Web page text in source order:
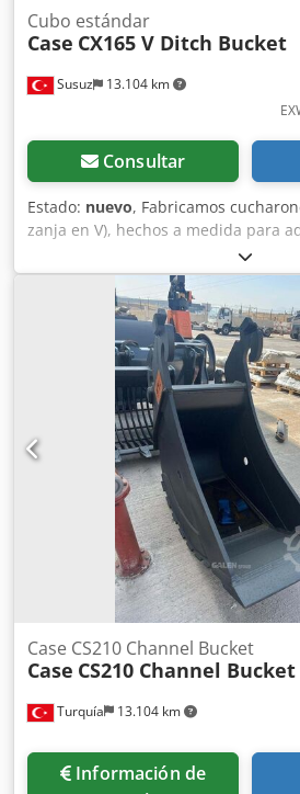
Susuz 13.104 km
Cubo estándar
Case CX165 V Ditch Bucket
Consultar
Estado: nuevo, Fabricamos
zanja en V), hechos a medida para
dimensiones específicas de su canal.
Agpea
Turquía 13.104 km
Case CS210 Channel Bucket
Case CS210 Channel Bucket
Información de